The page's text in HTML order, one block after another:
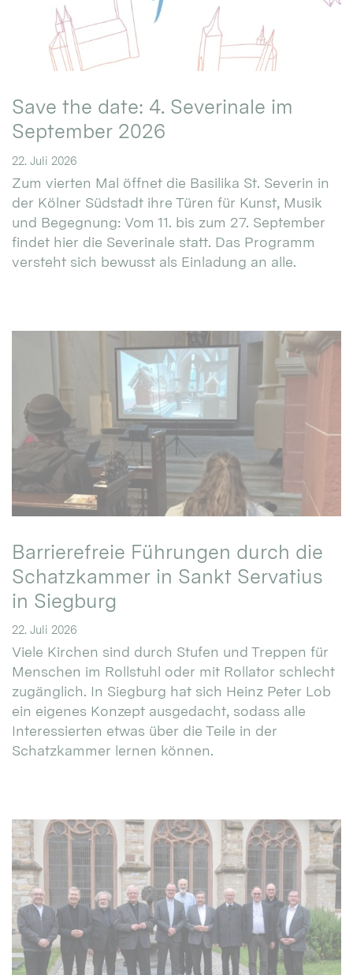
Save the date: 4. Severinale im
September 2026
22. Juli 2026
Zum vierten Mal öffnet die Basilika St. Severin in
der Kölner Südstadt ihre Türen für Kunst, Musik
und Begegnung: Vom 11. bis zum 27. September
findet hier die Severinale statt. Das Programm
versteht sich bewusst als Einladung an alle.
Barrierefreie Führungen durch die
Schatzkammer in Sankt Servatius
in Siegburg
22. Juli 2026
Viele Kirchen sind durch Stufen und Treppen für
Menschen im Rollstuhl oder mit Rollator schlecht
zugänglich. In Siegburg hat sich Heinz Peter Lob
ein eigenes Konzept ausgedacht, sodass alle
Interessierten etwas über die Teile in der
Schatzkammer lernen können.